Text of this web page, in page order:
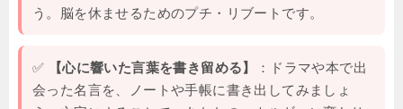
う。脳を休ませるためのプチ・リブートです。
✅ 【心に響いた言葉を書き留める】
：ドラマや本で出
会った名言を、ノートや手帳に書き出してみましょ